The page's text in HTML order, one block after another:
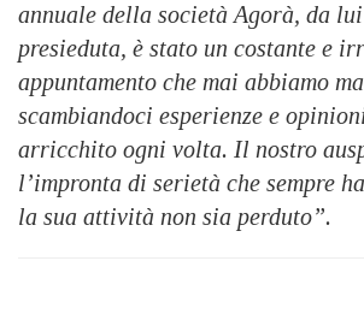
annuale della società Agorà, da
presieduta, è stato un costante e
appuntamento che mai abbiamo
scambiandoci esperienze e
arricchito ogni volta. Il nostro
l’impronta di serietà che sempre
la sua attività non sia perduto”.